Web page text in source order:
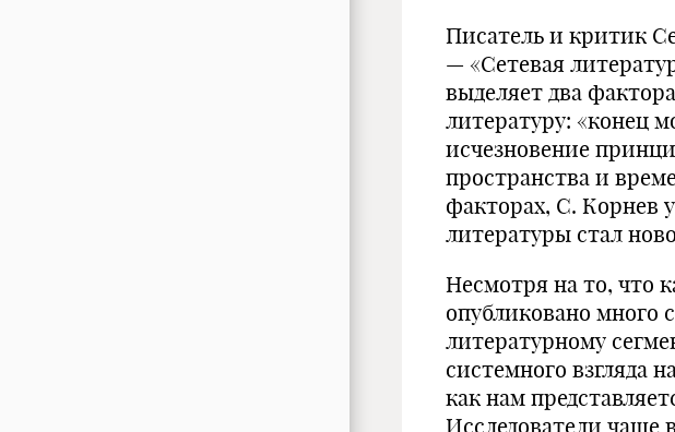
Писатель и критик
— «Сетевая
выделяет два
литературу: «конец
исчезновение
пространства и
факторах, С. Корнев
литературы стал
Несмотря на то, что
опубликовано много
литературному
системного взгляда
как нам
Исследователи чаще